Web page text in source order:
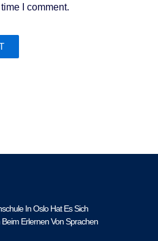
I comment.
In Oslo Hat Es Sich
Erlernen Von Sprachen